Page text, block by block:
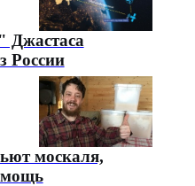
Джастаса
России
москаля,